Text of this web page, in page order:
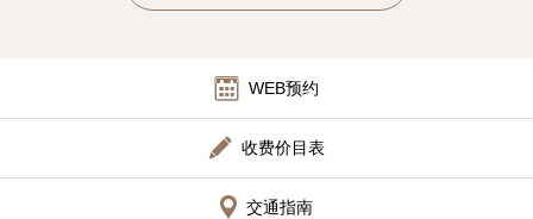
WEB预约
收费价目表
交通指南